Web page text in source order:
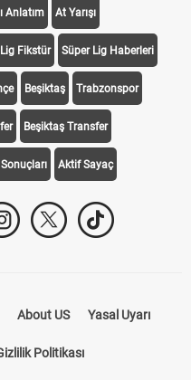
Anlatım At Yarışı
Fikstür Süper Lig Haberleri
Beşiktaş Trabzonspor
Beşiktaş Transfer
Sonuçları Aktif Sayaç
About US